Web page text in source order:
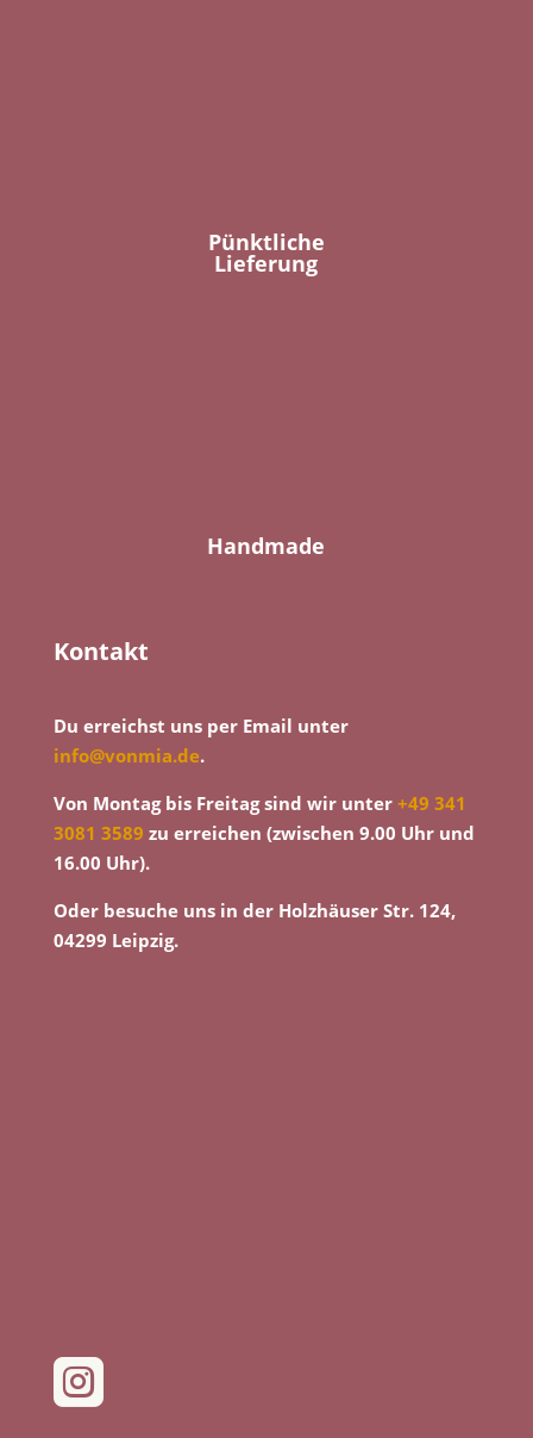
Pünktliche
Lieferung
Handmade
Kontakt
Du erreichst uns per Email unter
info@vonmia.de.
Von Montag bis Freitag sind wir unter +49 341
3081 3589 zu erreichen (zwischen 9.00 Uhr und
16.00 Uhr).
Oder besuche uns in der Holzhäuser Str. 124,
04299 Leipzig.
